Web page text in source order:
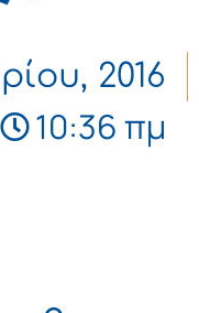
2016
10:36 πμ